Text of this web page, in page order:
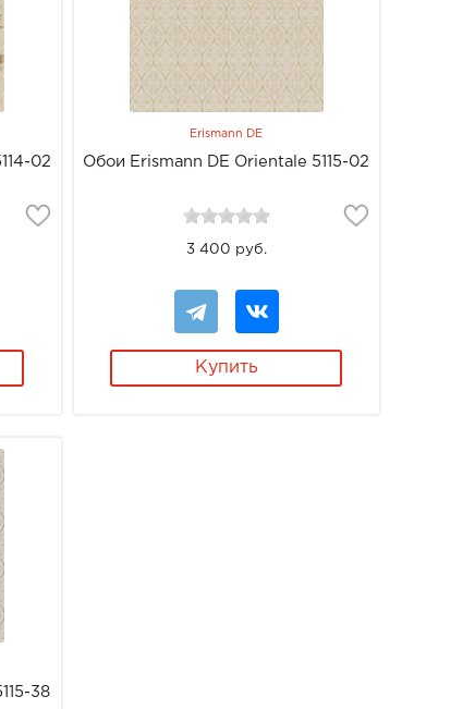
02
Erismann DE
Обои Erismann DE Orientale 5115-02
3 400 руб.
Купить
38